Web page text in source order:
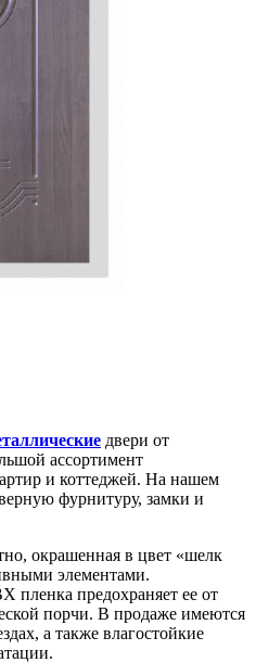
двери от
ассортимент
и коттеджей. На нашем
фурнитуру, замки и
окрашенная в цвет «шелк
элементами.
предохраняет ее от
порчи. В продаже имеются
а также влагостойкие